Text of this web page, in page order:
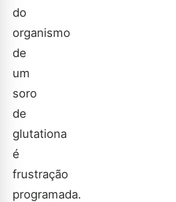
do
organismo
de
um
soro
de
glutationa
é
frustração
programada.